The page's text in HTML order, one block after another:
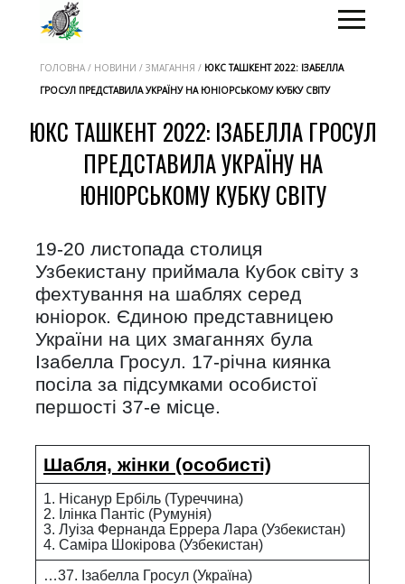
ГОЛОВНА / НОВИНИ / ЗМАГАННЯ / ЮКС ТАШКЕНТ 2022: ІЗАБЕЛЛА
ГРОСУЛ ПРЕДСТАВИЛА УКРАЇНУ НА ЮНІОРСЬКОМУ КУБКУ СВІТУ
ЮКС ТАШКЕНТ 2022: ІЗАБЕЛЛА ГРОСУЛ
ПРЕДСТАВИЛА УКРАЇНУ НА
ЮНІОРСЬКОМУ КУБКУ СВІТУ
19-20 листопада столиця
Узбекистану приймала Кубок світу з
фехтування на шаблях серед
юніорок. Єдиною представницею
України на цих змаганнях була
Ізабелла Гросул. 17-річна киянка
посіла за підсумками особистої
першості 37-е місце.
Шабля, жінки (особисті)
1. Нісанур Ербіль (Туреччина)
2. Ілінка Пантіс (Румунія)
3. Луіза Фернанда Еррера Лара (Узбекистан)
4. Саміра Шокірова (Узбекистан)
…37. Ізабелла Гросул (Україна)